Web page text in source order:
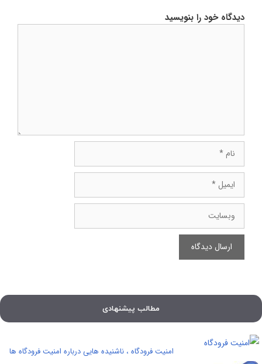
دیدگاه خود را بنویسید
ایمیل
وبسایت
مطالب پیشنهادی
امنیت فرودگاه ، ناشنیده هایی درباره امنیت فرودگاه ها